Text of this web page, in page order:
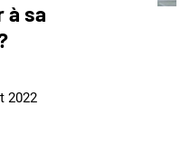
à sa
2022